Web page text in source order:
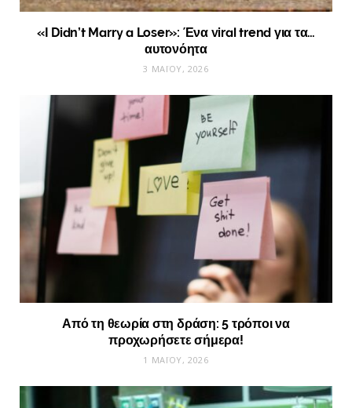
«I Didn’t Marry a Loser»: Ένα viral trend για τα…
αυτονόητα
3 ΜΑΪ́ΟΥ, 2026
Από τη θεωρία στη δράση: 5 τρόποι να
προχωρήσετε σήμερα!
1 ΜΑΪ́ΟΥ, 2026